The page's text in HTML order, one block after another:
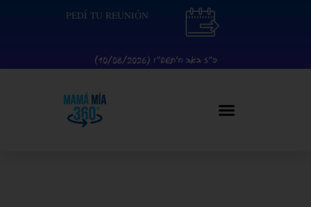
PEDÍ TU REUNIÓN
כ״ז באב ה׳תשפ״ו (10/08/2026)